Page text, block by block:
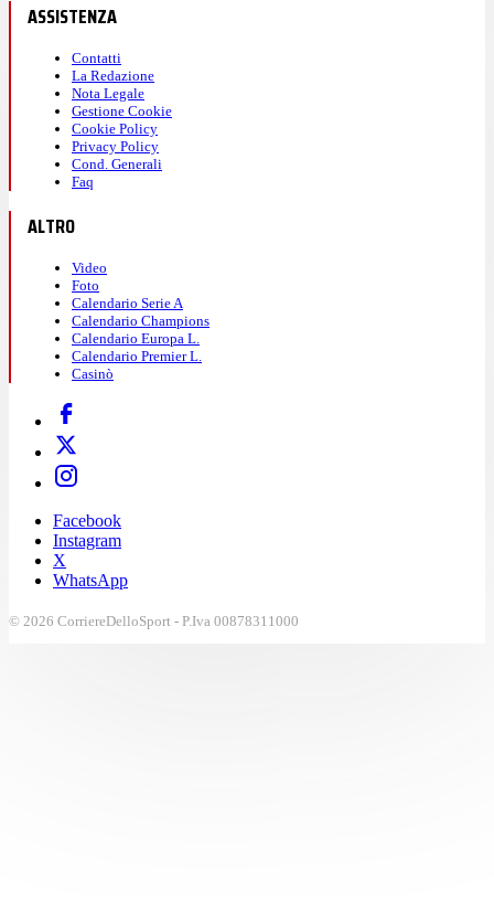
ASSISTENZA
Contatti
La Redazione
Nota Legale
Gestione Cookie
Cookie Policy
Privacy Policy
Cond. Generali
Faq
ALTRO
Video
Foto
Calendario Serie A
Calendario Champions
Calendario Europa L.
Calendario Premier L.
Casinò
Facebook
Instagram
X
WhatsApp
© 2026 CorriereDelloSport - P.Iva 00878311000